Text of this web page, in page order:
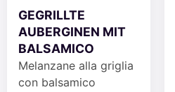
GEGRILLTE
AUBERGINEN MIT
BALSAMICO
Melanzane alla griglia
con balsamico